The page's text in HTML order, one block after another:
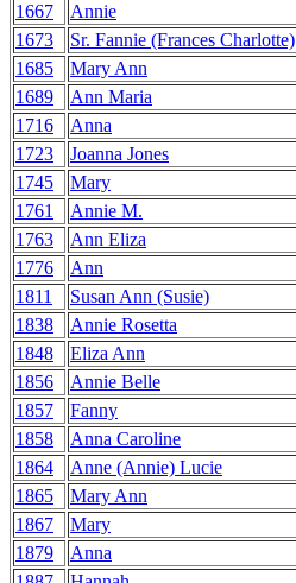
1667
Annie
1673
Sr. Fannie (Frances Charlotte)
1685
Mary Ann
1689
Ann Maria
1716
Anna
1723
Joanna Jones
1745
Mary
1761
Annie M.
1763
Ann Eliza
1776
Ann
1811
Susan Ann (Susie)
1838
Annie Rosetta
1848
Eliza Ann
1856
Annie Belle
1857
Fanny
1858
Anna Caroline
1864
Anne (Annie) Lucie
1865
Mary Ann
1867
Mary
1879
Anna